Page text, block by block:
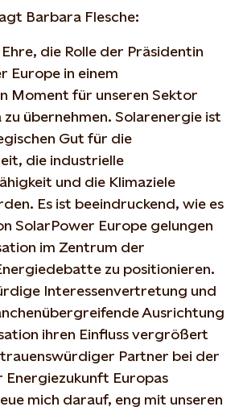
Barbara Flesche:
die Rolle der Präsidentin
Europe in einem
Moment für unseren Sektor
übernehmen. Solarenergie ist
Gut für die
die industrielle
und die Klimaziele
Es ist beeindruckend, wie es
SolarPower Europe gelungen
im Zentrum der
zu positionieren.
Interessenvertretung und
Ausrichtung
ihren Einfluss vergrößert
Partner bei der
Energiezukunft Europas
mich darauf, eng mit unseren